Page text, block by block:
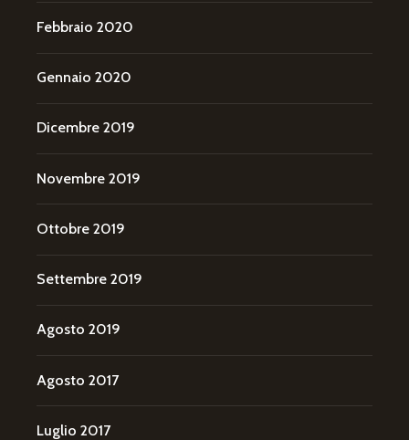
Febbraio 2020
Gennaio 2020
Dicembre 2019
Novembre 2019
Ottobre 2019
Settembre 2019
Agosto 2019
Agosto 2017
Luglio 2017